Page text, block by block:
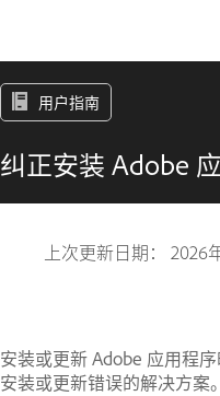
用户指南
纠正安装 Adobe
上次更新日期： 2026
安装或更新 Adobe 应用程
安装或更新错误的解决方案。